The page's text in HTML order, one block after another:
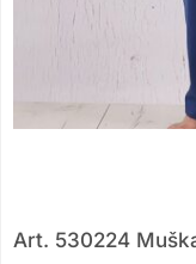
Art. 530224